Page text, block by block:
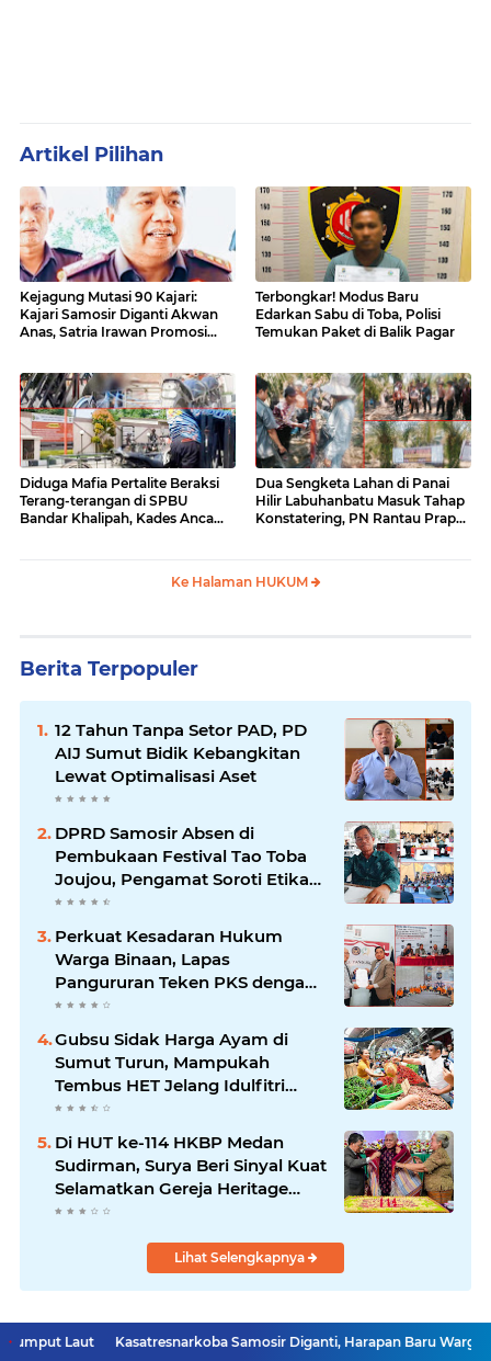
Artikel Pilihan
Kejagung Mutasi 90 Kajari:
Kajari Samosir Diganti Akwan
Anas, Satria Irawan Promosi
Terbongkar! Modus Baru
Edarkan Sabu di Toba, Polisi
Temukan Paket di Balik Pagar
Diduga Mafia Pertalite Beraksi
Terang-terangan di SPBU
Bandar Khalipah, Kades Ancam
Dua Sengketa Lahan di Panai
Hilir Labuhanbatu Masuk Tahap
Konstatering, PN Rantau Prapat
Ke Halaman HUKUM
Berita Terpopuler
12 Tahun Tanpa Setor PAD, PD
AIJ Sumut Bidik Kebangkitan
Lewat Optimalisasi Aset
DPRD Samosir Absen di
Pembukaan Festival Tao Toba
Joujou, Pengamat Soroti Etika
Birokrasi Pemkab
Perkuat Kesadaran Hukum
Warga Binaan, Lapas
Pangururan Teken PKS dengan
LBH Robert Imbang Tamba
Gubsu Sidak Harga Ayam di
Sumut Turun, Mampukah
Tembus HET Jelang Idulfitri
2026?
Di HUT ke-114 HKBP Medan
Sudirman, Surya Beri Sinyal Kuat
Selamatkan Gereja Heritage
Bersejarah
Lihat Selengkapnya
Kasatresnarkoba Samosir Diganti, Harapan Baru Warga untuk